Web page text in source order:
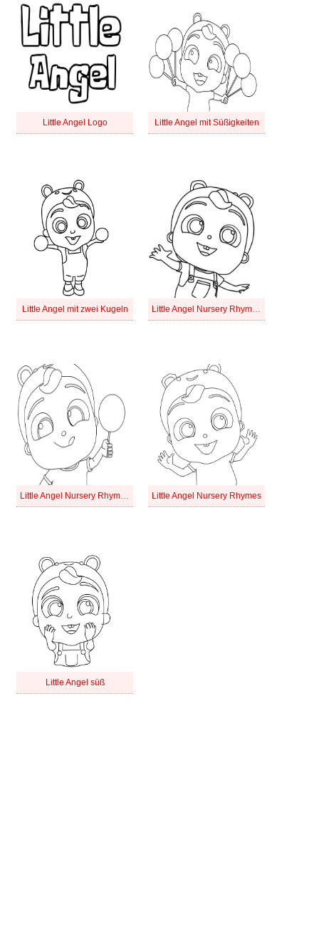
Little Angel Logo Little Angel mit Süßigkeiten
Little Angel mit zwei Kugeln Little Angel Nursery Rhymes Bild
Little Angel Nursery Rhymes Für Kinder Little Angel Nursery Rhymes
Little Angel süß